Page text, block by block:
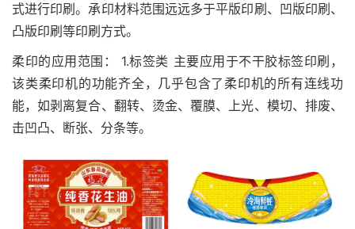
式进行印刷。承印材料范围远远多于平版印刷、凹版印刷、
凸版印刷等印刷方式。
柔印的应用范围： 1.标签类 主要应用于不干胶标签印刷，
该类柔印机的功能齐全，几乎包含了柔印机的所有连线功
能，如剥离复合、翻转、烫金、覆膜、上光、模切、排废、
击凹凸、断张、分条等。